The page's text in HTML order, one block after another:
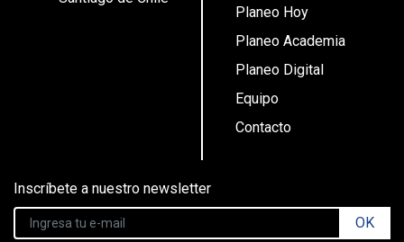
Planeo Hoy
Planeo Academia
Planeo Digital
Equipo
Contacto
Inscríbete a nuestro newsletter
OK